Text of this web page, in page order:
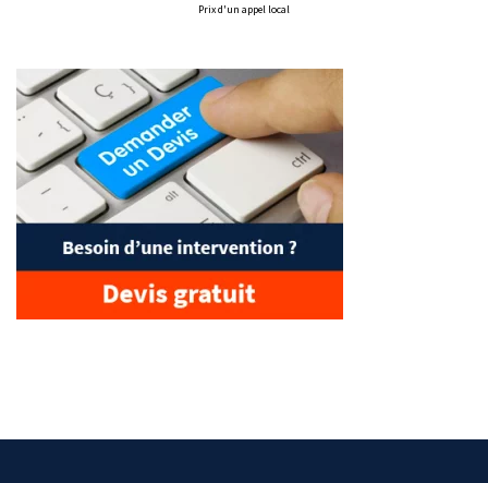
Prix d'un appel local